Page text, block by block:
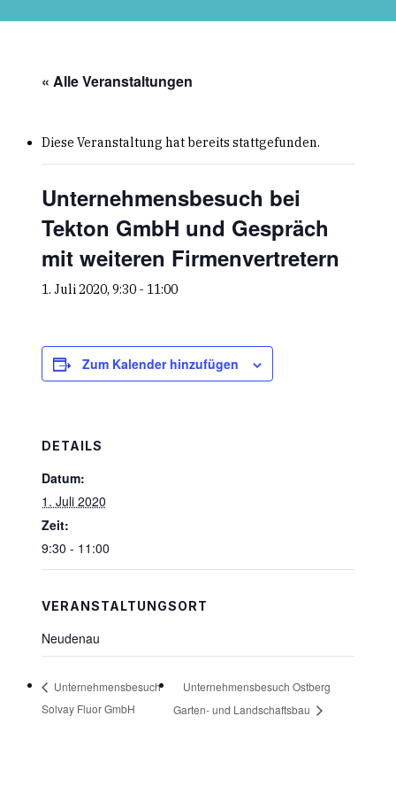
« Alle Veranstaltungen
Diese Veranstaltung hat bereits stattgefunden.
Unternehmensbesuch bei
Tekton GmbH und Gespräch
mit weiteren Firmenvertretern
1. Juli 2020, 9:30- 11:00
Zum Kalender hinzufügen
DETAILS
Datum:
1. Juli 2020
Zeit:
9:30 - 11:00
VERANSTALTUNGSORT
Neudenau
Unternehmensbesuch
Solvay Fluor GmbH
Unternehmensbesuch Ostberg
Garten- und Landschaftsbau